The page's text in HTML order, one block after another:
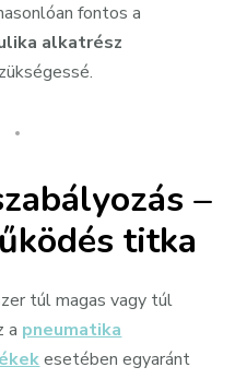
fontos a
alkatrész
–
titka
túl magas vagy túl
a pneumatika
esetében egyaránt